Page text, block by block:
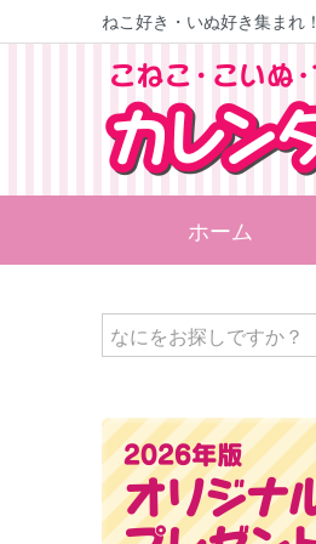
ねこ好き・いぬ好き集まれ！
ホーム